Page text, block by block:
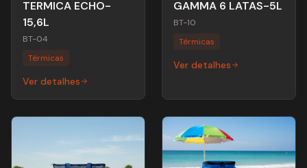
TERMICA ECHO-
15,6L
BT-04
Térmicas
Ver detalhes
GAMMA 6 LATAS-5L
BT-10
Térmicas
Ver detalhes